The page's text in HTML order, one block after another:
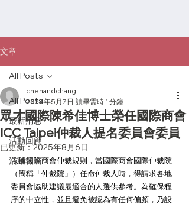
文章
All Posts
最新消息
活動回顧
活動報名
All Posts
眾才國際陳希佳博士榮任國際商會
ICC Taipei仲裁人提名委員會委員
chenandchang
2024年5月7日 讀畢需時 1 分鐘
已更新：2025年8月6日
依據國際商會仲裁規則，當國際商會國際仲裁院
（簡稱「仲裁院」）任命仲裁人時，得請求各地
委員會協助建議最適合的人選供參考。為確保程
序的中立性，並且避免被認為有任何偏頗，乃設